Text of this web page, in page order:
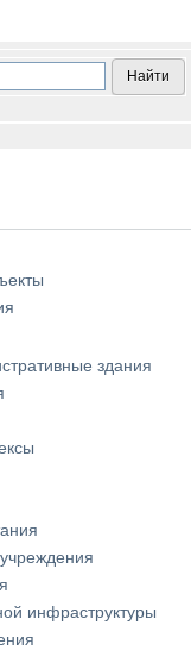
здания
инфраструктуры